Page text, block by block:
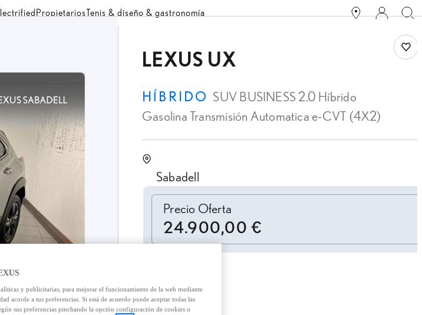
PropietariosTenis & diseño & gastronomía
LEXUS UX
HÍBRIDO SUV BUSINESS 2.0 Híbrido
Gasolina Transmisión Automatica e-CVT (4X2)
Sabadell
Personalizar cuota
Precio Oferta
24.900,00 €
y publicitarias, para mejorar el funcionamiento de la web mediante
acorde a tus preferencias. Si está de acuerdo puede aceptar todas las
sus preferencias pinchando la opción configuración de cookies o